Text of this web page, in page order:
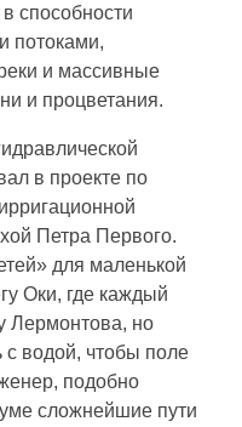
способности
потоками,
и массивные
и процветания.
в проекте по
Петра Первого.
для маленькой
Оки, где каждый
Лермонтова, но
с водой, чтобы поле
подобно
сложнейшие пути